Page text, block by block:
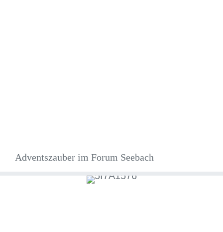
Adventszauber im Forum Seebach